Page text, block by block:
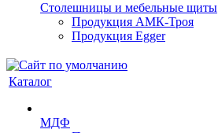
Столешницы и мебельные щиты
Продукция АМК-Троя
Продукция Egger
Каталог
МДФ